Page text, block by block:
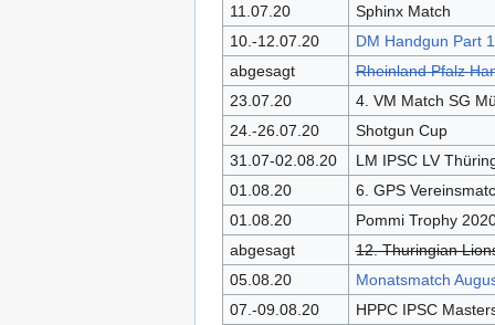
11.07.20
Sphinx Match
10.-12.07.20
DM Handgun Part 1
abgesagt
Rheinland Pfalz
23.07.20
4. VM Match SG
24.-26.07.20
Shotgun Cup
31.07-02.08.20
LM IPSC LV
01.08.20
6. GPS
01.08.20
Pommi Trophy
abgesagt
12. Thuringian
05.08.20
Monatsmatch
07.-09.08.20
HPPC IPSC